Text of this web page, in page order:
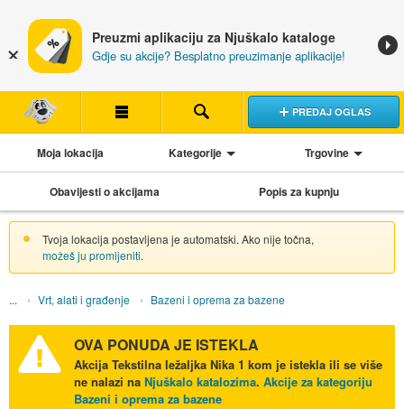
Preuzmi aplikaciju za Njuškalo kataloge
Gdje su akcije? Besplatno preuzimanje aplikacije!
PREDAJ OGLAS
Moja lokacija Kategorije Trgovine
Obavijesti o akcijama Popis za kupnju
Tvoja lokacija postavljena je automatski. Ako nije točna,
možeš ju promijeniti.
Vrt, alati i građenje Bazeni i oprema za bazene
OVA PONUDA JE ISTEKLA
Akcija Tekstilna ležaljka Nika 1 kom je istekla ili se više
ne nalazi na Njuškalo katalozima. Akcije za kategoriju
Bazeni i oprema za bazene